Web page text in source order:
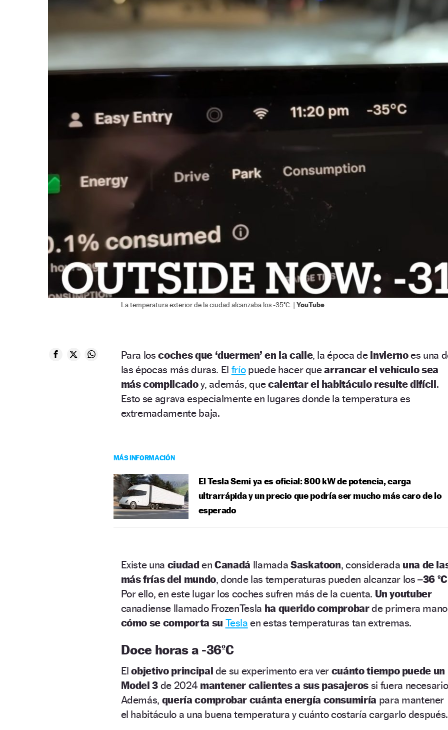
La temperatura exterior de la ciudad alcanzaba los -35ºC. | YouTube
Para loscoches que ‘duermen’ en la calle, la época de inviernoes una
las épocas más duras. El frío puede hacer quearrancar el vehículo sea
más complicadoy, además, quecalentar el habitáculo resulte difícil.
Esto se agrava especialmente en lugares donde la temperatura es
extremadamente baja.
MÁS INFORMACIÓN
El Tesla Semi ya es oficial: 800 kW de potencia, carga
ultrarrápida y un precio que podría ser mucho más caro de lo
esperado
Existe una ciudadenCanadá llamada Saskatoon, considerada una de
más frías del mundo, donde las temperaturas pueden alcanzar los –36
Por ello, en este lugar los coches sufren más de la cuenta. Un youtuber
canadiense llamado FrozenTesla ha querido comprobarde primera mano
cómo se comporta su Tesla en estas temperaturas tan extremas.
Doce horas a -36ºC
Elobjetivo principal de su experimento era ver cuánto tiempo puede un
Model 3 de 2024mantener calientes a sus pasajeros si fuera
Además, quería comprobar cuánta energía consumiría para mantener
el habitáculo a una buena temperatura y cuánto costaría cargarlo después.